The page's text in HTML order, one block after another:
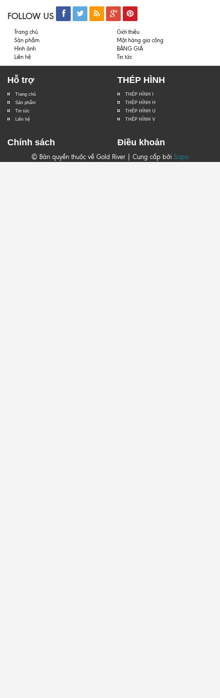
FOLLOW US
Trang chủ
Giới thiệu
Sản phẩm
Mặt hàng gia công
Hình ảnh
BẢNG GIÁ
Liên hệ
Tin tức
Hỗ trợ
Trang chủ
Sản phẩm
Tin tức
Liên hệ
THÉP HÌNH
THÉP HÌNH I
THÉP HÌNH H
THÉP HÌNH U
THÉP HÌNH V
Chính sách Điều khoản
© Bản quyền thuộc về Gold River | Cung cấp bởi Sapo